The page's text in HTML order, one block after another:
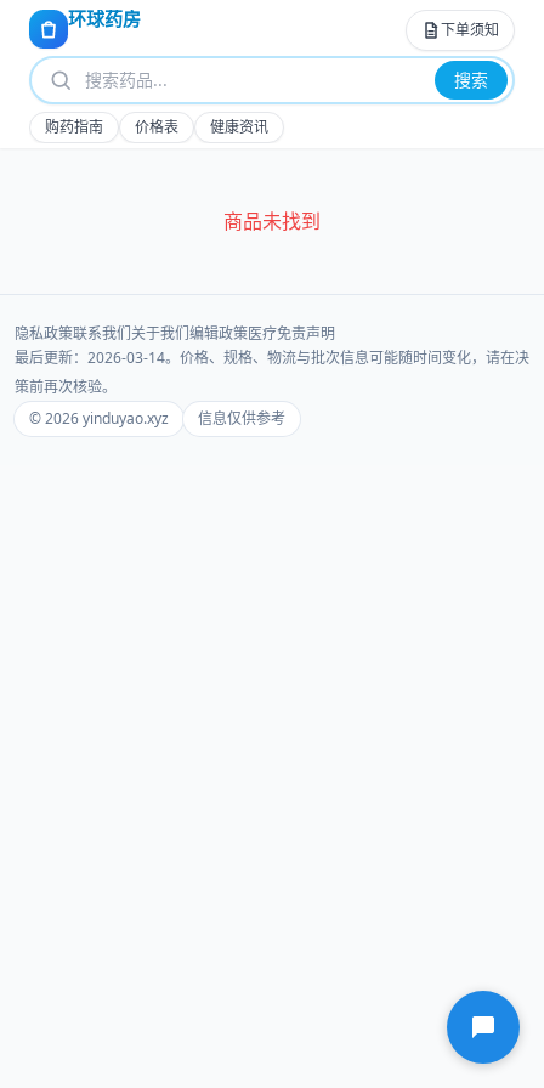
环球药房 下单须知
搜索
购药指南 价格表 健康资讯
商品未找到
隐私政策联系我们关于我们编辑政策医疗免责声明
最后更新：2026-03-14。价格、规格、物流与批次信息可能随时间变化，请在决
策前再次核验。
© 2026 yinduyao.xyz
信息仅供参考